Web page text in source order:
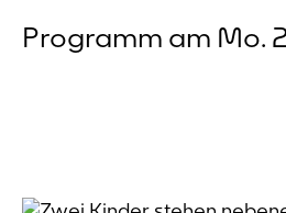
Programm am Mo.